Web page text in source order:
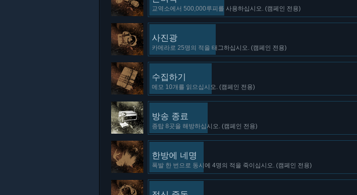
교역소에서 500,000루피를 사용하십시오. (캠페인 전용)
사진광
카메라로 25명의 적을 태그하십시오. (캠페인 전용)
수집하기
메모 10개를 읽으십시오. (캠페인 전용)
방송 종료
종탑 8곳을 해방하십시오. (캠페인 전용)
한방에 네명
폭발 한 번으로 동시에 4명의 적을 죽이십시오. (캠페인 전용)